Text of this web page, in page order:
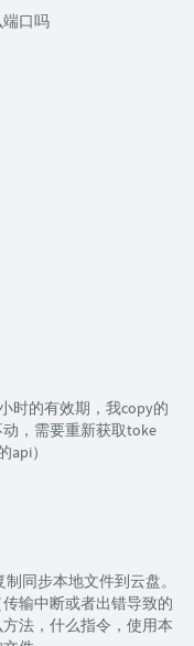
口吗
时的有效期，我copy的
，需要重新获取toke
）
同步本地文件到云盘。
输中断或者出错导致的
法，什么指令，使用本